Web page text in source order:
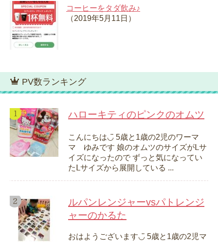
コーヒーをタダ飲み♪
（2019年5月11日）
PV数ランキング
ハローキティのピンクのオムツ
こんにちは◡̈ 5歳と1歳の2児のワーマ
マ ゆみです 娘のオムツのサイズがᒪサ
イズになったので ずっと気になってい
たᒪサイズから展開している ...
ルパンレンジャーvsパトレンジ
ャーのかるた
おはようございます◡̈ 5歳と1歳の2児マ